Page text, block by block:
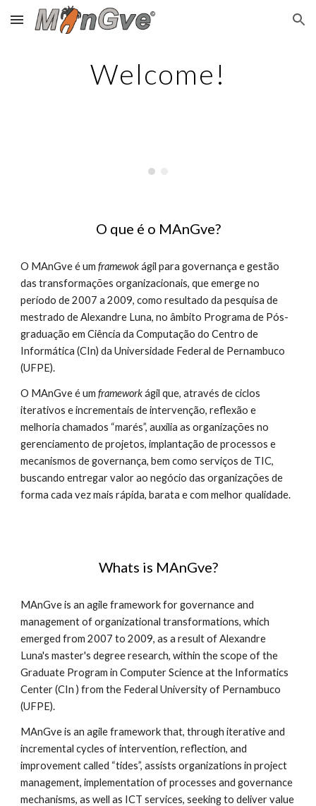
Skip to main content Skip to navigation
Welcome!
O que é o MAnGve?
O MAnGve é um framewok ágil para governança e gestão
das transformações organizacionais, que emerge no
período de 2007 a 2009, como resultado da pesquisa de
mestrado de Alexandre Luna, no âmbito Programa de Pós-
graduação em Ciência da Computação do Centro de
Informática (CIn) da Universidade Federal de Pernambuco
(UFPE).
O MAnGve é um framework ágil que, através de ciclos
iterativos e incrementais de intervenção, reflexão e
melhoria chamados “marés”, auxilia as organizações no
gerenciamento de projetos, implantação de processos e
mecanismos de governança, bem como serviços de TIC,
buscando entregar valor ao negócio das organizações de
forma cada vez mais rápida, barata e com melhor qualidade.
Whats is MAnGve?
MAnGve is an agile framework for governance and
management of organizational transformations, which
emerged from 2007 to 2009, as a result of Alexandre
Luna's master's degree research, within the scope of the
Graduate Program in Computer Science at the Informatics
Center (CIn ) from the Federal University of Pernambuco
(UFPE).
MAnGve is an agile framework that, through iterative and
incremental cycles of intervention, reflection, and
improvement called “tides”, assists organizations in project
management, implementation of processes and governance
mechanisms, as well as ICT services, seeking to deliver value